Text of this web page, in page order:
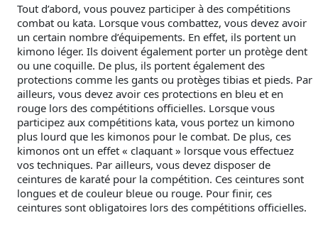
Tout d’abord, vous pouvez participer à des compétitions
combat ou kata. Lorsque vous combattez, vous devez avoir
un certain nombre d’équipements. En effet, ils portent un
kimono léger. Ils doivent également porter un protège dent
ou une coquille. De plus, ils portent également des
protections comme les gants ou protèges tibias et pieds. Par
ailleurs, vous devez avoir ces protections en bleu et en
rouge lors des compétitions officielles. Lorsque vous
participez aux compétitions kata, vous portez un kimono
plus lourd que les kimonos pour le combat. De plus, ces
kimonos ont un effet « claquant » lorsque vous effectuez
vos techniques. Par ailleurs, vous devez disposer de
ceintures de karaté pour la compétition. Ces ceintures sont
longues et de couleur bleue ou rouge. Pour finir, ces
ceintures sont obligatoires lors des compétitions officielles.